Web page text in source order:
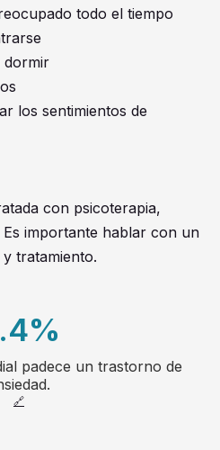
todo el tiempo
dormir
los sentimientos de
con psicoterapia,
importante hablar con un
tratamiento.
%
padece un trastorno de
🔗